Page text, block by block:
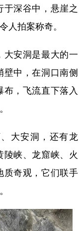
深谷中，悬崖之
人拍案称奇。
安洞是最大的一
中，在洞口南侧
，飞流直下落入
大安洞，还有龙
峡、龙窟峡、火
质奇观，它们联手